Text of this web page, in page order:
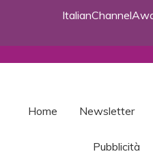
Home Newsletter
Pubblicità